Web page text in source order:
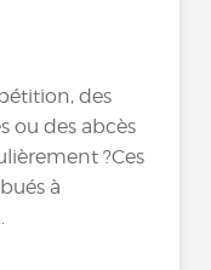
des
ou des abcès
?Ces
à